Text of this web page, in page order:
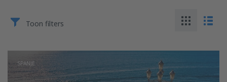
Toon filters
SPANJE